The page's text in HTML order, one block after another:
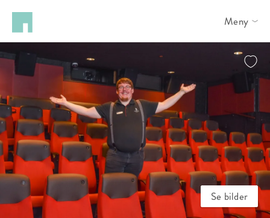
Meny
Se bilder